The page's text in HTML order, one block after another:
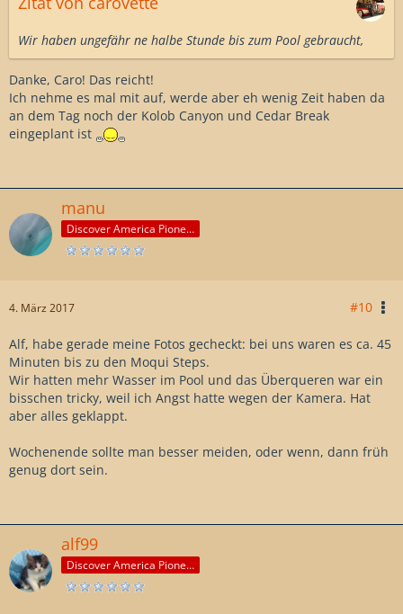
Wir haben ungefähr ne halbe Stunde bis zum Pool gebraucht,
Danke, Caro! Das reicht!
Ich nehme es mal mit auf, werde aber eh wenig Zeit haben da
an dem Tag noch der Kolob Canyon und Cedar Break
eingeplant ist
manu
Discover America Pioneer
4. März 2017 #10
Alf, habe gerade meine Fotos gecheckt: bei uns waren es ca. 45
Minuten bis zu den Moqui Steps.
Wir hatten mehr Wasser im Pool und das Überqueren war ein
bisschen tricky, weil ich Angst hatte wegen der Kamera. Hat
aber alles geklappt.
Wochenende sollte man besser meiden, oder wenn, dann früh
genug dort sein.
alf99
Discover America Pioneer